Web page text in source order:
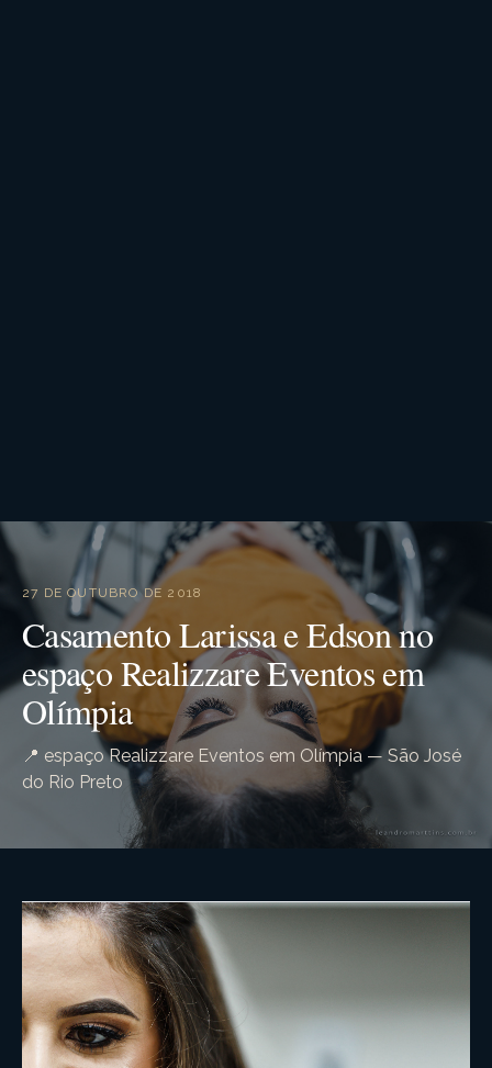
27 DE OUTUBRO DE 2018
Casamento Larissa e Edson no
espaço Realizzare Eventos em
Olímpia
📍 espaço Realizzare Eventos em Olímpia — São José
do Rio Preto